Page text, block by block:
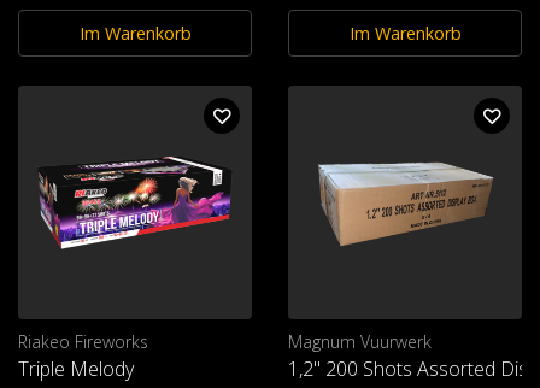
Im Warenkorb Im Warenkorb
Riakeo Fireworks
Triple Melody
Magnum Vuurwerk
1,2" 200 Shots Assorted